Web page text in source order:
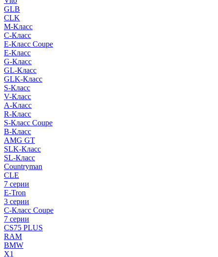
GLB
CLK
M-Класс
C-Класс
E-Класс Coupe
E-Класс
G-Класс
GL-Класс
GLK-Класс
S-Класс
V-Класс
A-Класс
R-Класс
S-Класс Сoupe
B-Класс
AMG GT
SLK-Класс
SL-Класс
Countryman
CLE
7 серии
E-Tron
3 серии
C-Класс Coupe
7 серии
CS75 PLUS
RAM
BMW
X1